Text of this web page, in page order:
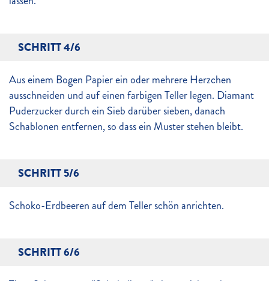
SCHRITT 4/6
Aus einem Bogen Papier ein oder mehrere Herzchen
ausschneiden und auf einen farbigen Teller legen. Diamant
Puderzucker durch ein Sieb darüber sieben, danach
Schablonen entfernen, so dass ein Muster stehen bleibt.
SCHRITT 5/6
Schoko-Erdbeeren auf dem Teller schön anrichten.
SCHRITT 6/6